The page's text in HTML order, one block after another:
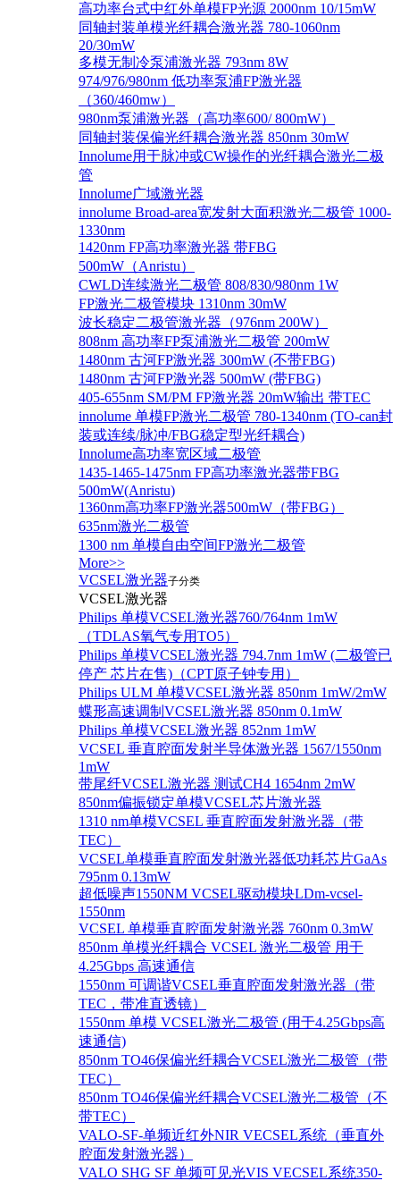
高功率台式中红外单模FP光源 2000nm 10/15mW
同轴封装单模光纤耦合激光器 780-1060nm
20/30mW
多模无制冷泵浦激光器 793nm 8W
974/976/980nm 低功率泵浦FP激光器
（360/460mw）
980nm泵浦激光器（高功率600/ 800mW）
同轴封装保偏光纤耦合激光器 850nm 30mW
Innolume用于脉冲或CW操作的光纤耦合激光二极
管
Innolume广域激光器
innolume Broad-area宽发射大面积激光二极管 1000-
1330nm
1420nm FP高功率激光器 带FBG
500mW（Anristu）
CWLD连续激光二极管 808/830/980nm 1W
FP激光二极管模块 1310nm 30mW
波长稳定二极管激光器（976nm 200W）
808nm 高功率FP泵浦激光二极管 200mW
1480nm 古河FP激光器 300mW (不带FBG)
1480nm 古河FP激光器 500mW (带FBG)
405-655nm SM/PM FP激光器 20mW输出 带TEC
innolume 单模FP激光二极管 780-1340nm (TO-can封
装或连续/脉冲/FBG稳定型光纤耦合)
Innolume高功率宽区域二极管
1435-1465-1475nm FP高功率激光器带FBG
500mW(Anristu)
1360nm高功率FP激光器500mW（带FBG）
635nm激光二极管
1300 nm 单模自由空间FP激光二极管
More>>
VCSEL激光器子分类
VCSEL激光器
Philips 单模VCSEL激光器760/764nm 1mW
（TDLAS氧气专用TO5）
Philips 单模VCSEL激光器 794.7nm 1mW (二极管已
停产 芯片在售)（CPT原子钟专用）
Philips ULM 单模VCSEL激光器 850nm 1mW/2mW
蝶形高速调制VCSEL激光器 850nm 0.1mW
Philips 单模VCSEL激光器 852nm 1mW
VCSEL 垂直腔面发射半导体激光器 1567/1550nm
1mW
带尾纤VCSEL激光器 测试CH4 1654nm 2mW
850nm偏振锁定单模VCSEL芯片激光器
1310 nm单模VCSEL 垂直腔面发射激光器（带
TEC）
VCSEL单模垂直腔面发射激光器低功耗芯片GaAs
795nm 0.13mW
超低噪声1550NM VCSEL驱动模块LDm-vcsel-
1550nm
VCSEL 单模垂直腔面发射激光器 760nm 0.3mW
850nm 单模光纤耦合 VCSEL 激光二极管 用于
4.25Gbps 高速通信
1550nm 可调谐VCSEL垂直腔面发射激光器（带
TEC，带准直透镜）
1550nm 单模 VCSEL激光二极管 (用于4.25Gbps高
速通信)
850nm TO46保偏光纤耦合VCSEL激光二极管（带
TEC）
850nm TO46保偏光纤耦合VCSEL激光二极管（不
带TEC）
VALO-SF-单频近红外NIR VECSEL系统（垂直外
腔面发射激光器）
VALO SHG SF 单频可见光VIS VECSEL系统350-